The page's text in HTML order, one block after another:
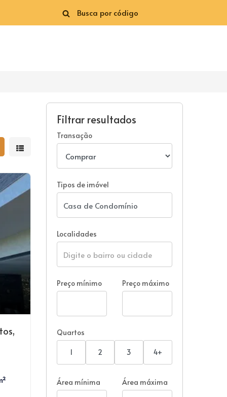
resultados em grade
Mostrar resultados em lista
Filtrar resultados
Transação
Tipos de imóvel
Localidades
Preço mínimo Preço máximo
Quartos
1 2 3 4+
Área mínima Área máxima